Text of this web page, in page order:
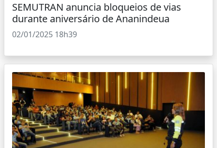
SEMUTRAN anuncia bloqueios de vias
durante aniversário de Ananindeua
02/01/2025 18h39